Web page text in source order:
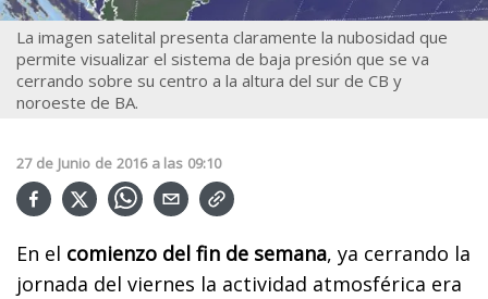
La imagen satelital presenta claramente la nubosidad que
permite visualizar el sistema de baja presión que se va
cerrando sobre su centro a la altura del sur de CB y
noroeste de BA.
27 de Junio de 2016 a las 09:10
En el comienzo del fin de semana, ya cerrando la
jornada del viernes la actividad atmosférica era